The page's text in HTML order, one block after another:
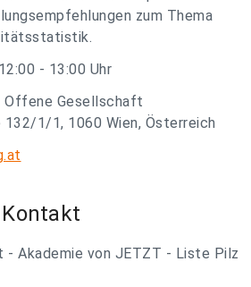
zum Thema
- 13:00 Uhr
Offene Gesellschaft
1/1, 1060 Wien, Österreich
Akademie von JETZT - Liste Pilz